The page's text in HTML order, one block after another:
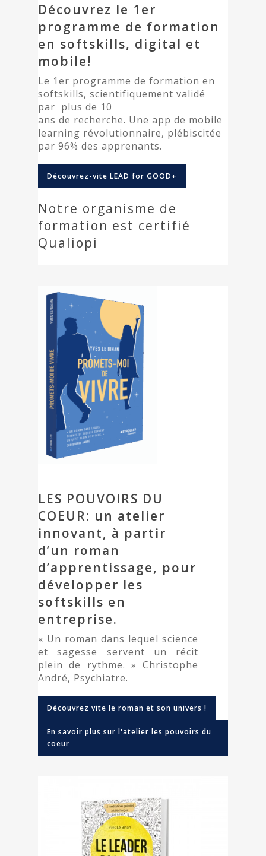
Découvrez le 1er
programme de formation
en softskills, digital et
mobile!
Le 1er programme de formation en
softskills, scientifiquement validé
par plus de 10
ans de recherche. Une app de mobile
learning révolutionnaire, plébiscitée
par 96% des apprenants.
Découvrez-vite LEAD for GOOD+
Notre organisme de
formation est certifié
Qualiopi
LES POUVOIRS DU
COEUR: un atelier
innovant, à partir
d’un roman
d’apprentissage, pour
développer les
softskills en
entreprise.
« Un roman dans lequel science
et sagesse servent un récit
plein de rythme. » Christophe
André, Psychiatre.
Découvrez vite le roman et son univers !
En savoir plus sur l'atelier les pouvoirs du
coeur